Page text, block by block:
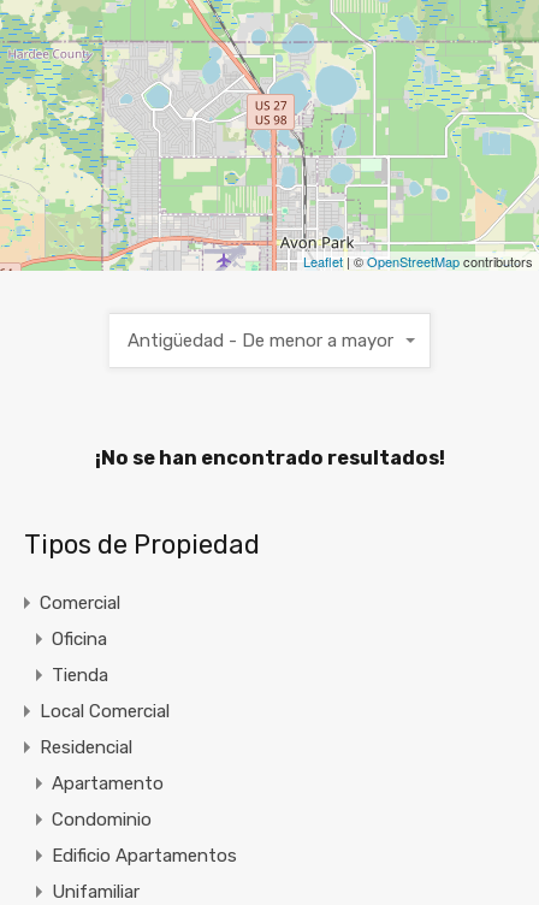
Leaflet| ©OpenStreetMapcontributors
Antigüedad - De menor a mayor
¡No se han encontrado resultados!
Tipos de Propiedad
Comercial
Oficina
Tienda
Local Comercial
Residencial
Apartamento
Condominio
Edificio Apartamentos
Unifamiliar